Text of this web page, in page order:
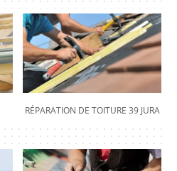
RÉPARATION DE TOITURE 39 JURA